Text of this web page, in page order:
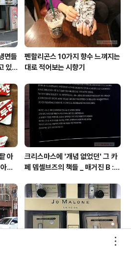
오직 갤러리아 명품관
면들
있
펜할리곤스 10가지 향수 느껴지는
대로 적어보는 시향기
아
류
크리스마스에 '개념 없었던' 그 카
페 뎀셀브즈의 책들 _ 매거진 B :
커피